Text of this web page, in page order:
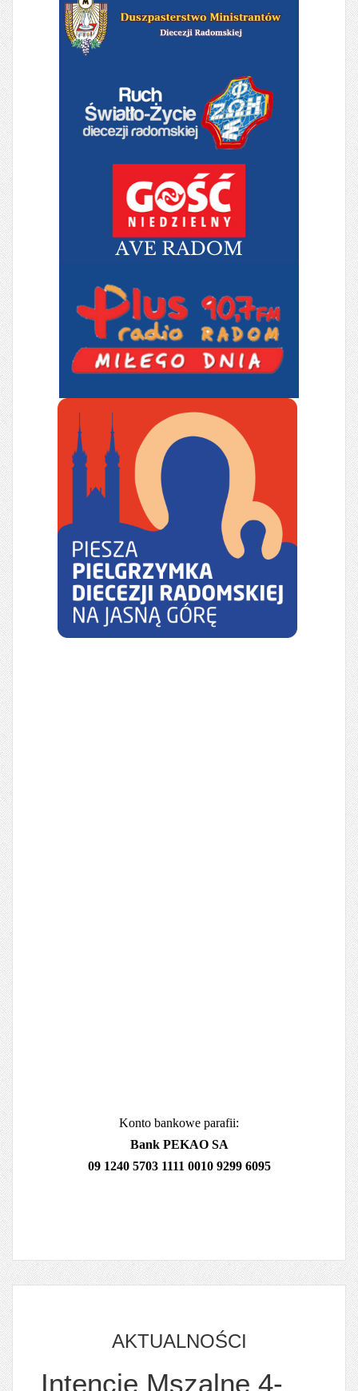
Konto bankowe parafii:
Bank PEKAO SA
09 1240 5703 1111 0010 9299 6095
AKTUALNOŚCI
Intencje Mszalne 4-